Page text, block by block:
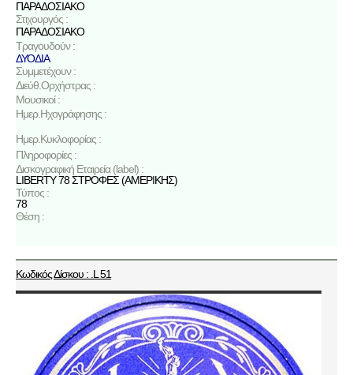
ΠΑΡΑΔΟΣΙΑΚΟ
Στιχουργός :
ΠΑΡΑΔΟΣΙΑΚΟ
Τραγουδούν :
ΔΥΟΔΙΑ
Συμμετέχουν :
Διεύθ.Ορχήστρας :
Μουσικοί :
Ημερ.Ηχογράφησης :
Ημερ.Κυκλοφορίας :
Πληροφορίες :
Δισκογραφική Εταιρεία (label) :
LIBERTY 78 ΣΤΡΟΦΕΣ (ΑΜΕΡΙΚΗΣ)
Τύπος :
78
Θέση :
Κωδικός Δίσκου : .L 51